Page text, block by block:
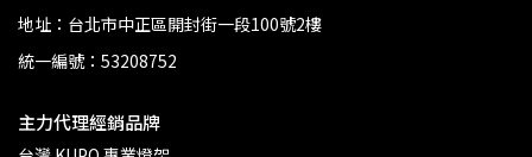
地址：台北市中正區開封街一段100號2樓
統一編號：53208752
主力代理經銷品牌